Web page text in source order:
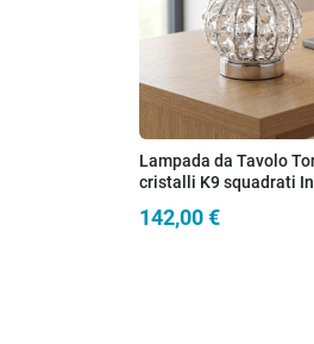
Lampada da Tavolo
cristalli K9 squadrati In
metallo cromo
dimensioni G9
142,00 €